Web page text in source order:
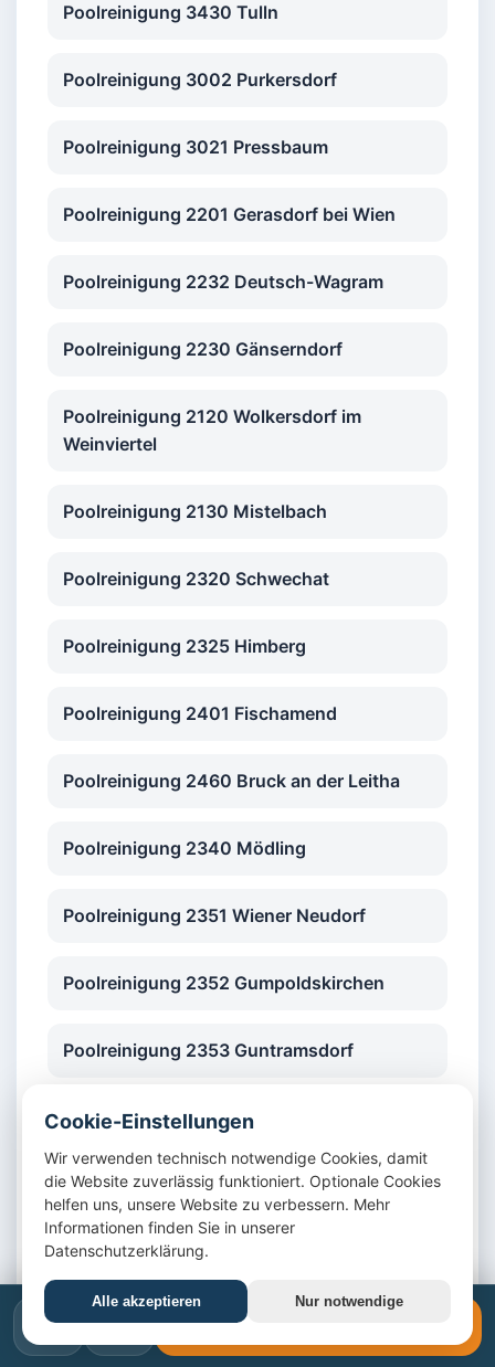
Poolreinigung 3430 Tulln
Poolreinigung 3002 Purkersdorf
Poolreinigung 3021 Pressbaum
Poolreinigung 2201 Gerasdorf bei Wien
Poolreinigung 2232 Deutsch-Wagram
Poolreinigung 2230 Gänserndorf
Poolreinigung 2120 Wolkersdorf im
Weinviertel
Poolreinigung 2130 Mistelbach
Poolreinigung 2320 Schwechat
Poolreinigung 2325 Himberg
Poolreinigung 2401 Fischamend
Poolreinigung 2460 Bruck an der Leitha
Poolreinigung 2340 Mödling
Poolreinigung 2351 Wiener Neudorf
Poolreinigung 2352 Gumpoldskirchen
Poolreinigung 2353 Guntramsdorf
Poolreinigung 2380 Perchtoldsdorf
Poolreinigung 2345 Brunn am Gebirge
Poolreinigung 2344 Maria Enzersdorf
Poolreinigung 2514 Traiskirchen
📞 ✉️ 📞 +43 1 4420617
Cookie-Einstellungen
Wir verwenden technisch notwendige Cookies, damit
die Website zuverlässig funktioniert. Optionale Cookies
helfen uns, unsere Website zu verbessern. Mehr
Informationen finden Sie in unserer
Datenschutzerklärung.
Alle akzeptieren Nur notwendige